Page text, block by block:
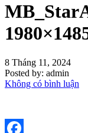
8 Tháng 11, 2024
Posted by: admin
Không có bình luận